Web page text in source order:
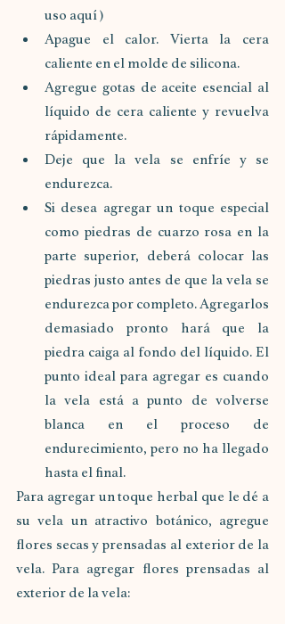
uso aquí )
Apague el calor. Vierta la cera
caliente en el molde de silicona.
Agregue gotas de aceite esencial al
líquido de cera caliente y revuelva
rápidamente.
Deje que la vela se enfríe y se
endurezca.
Si desea agregar un toque especial
como piedras de cuarzo rosa en la
parte superior, deberá colocar las
piedras justo antes de que la vela se
endurezca por completo. Agregarlos
demasiado pronto hará que la
piedra caiga al fondo del líquido. El
punto ideal para agregar es cuando
la vela está a punto de volverse
blanca en el proceso de
endurecimiento, pero no ha llegado
hasta el final.
Para agregar un toque herbal que le dé a
su vela un atractivo botánico, agregue
flores secas y prensadas al exterior de la
vela. Para agregar flores prensadas al
exterior de la vela: